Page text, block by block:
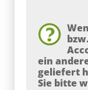
ein
geliefert
Sie bitte